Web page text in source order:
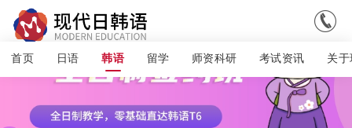

首页 日语 韩语 留学 师资科研 考试资讯 关